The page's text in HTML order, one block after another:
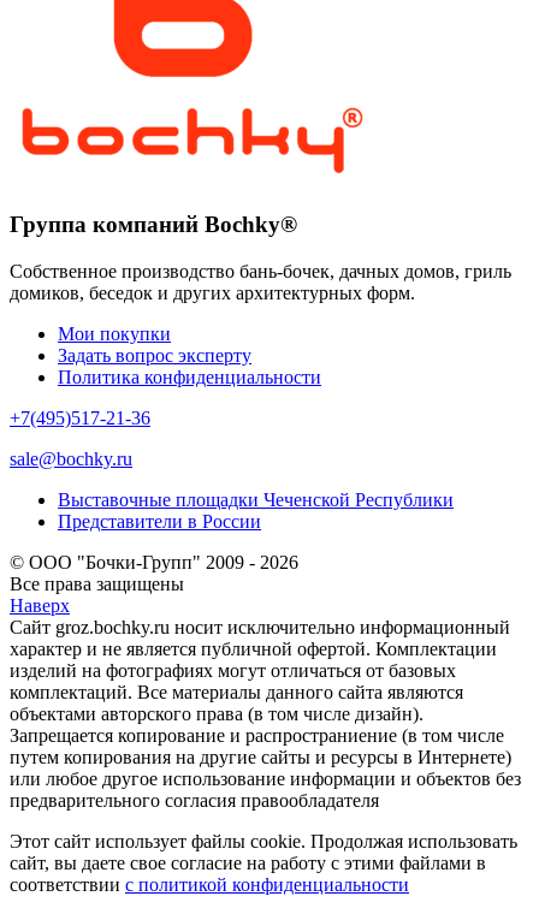
Группа компаний Bochky®
Собственное производство бань-бочек, дачных домов, гриль
домиков, беседок и других архитектурных форм.
Мои покупки
Задать вопрос эксперту
Политика конфиденциальности
+7(495)517-21-36
sale@bochky.ru
Выставочные площадки Чеченской Республики
Представители в России
© ООО "Бочки-Групп" 2009 - 2026
Все права защищены
Наверх
Сайт groz.bochky.ru носит исключительно информационный
характер и не является публичной офертой. Комплектации
изделий на фотографиях могут отличаться от базовых
комплектаций. Все материалы данного сайта являются
объектами авторского права (в том числе дизайн).
Запрещается копирование и распространиение (в том числе
путем копирования на другие сайты и ресурсы в Интернете)
или любое другое использование информации и объектов без
предварительного согласия правообладателя
Этот сайт использует файлы cookie. Продолжая использовать
сайт, вы даете свое согласие на работу с этими файлами в
соответствии с политикой конфиденциальности